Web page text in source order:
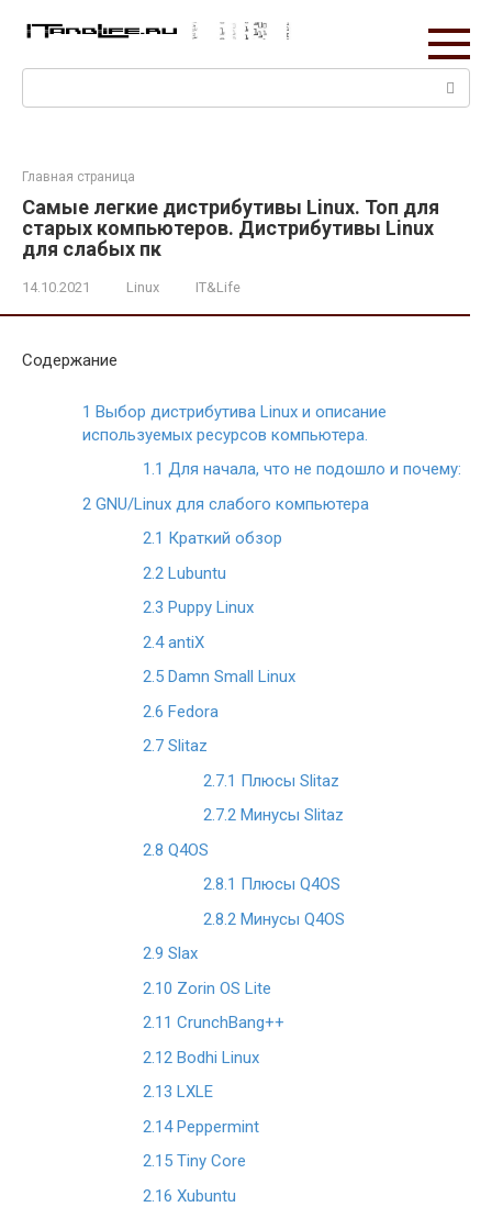
Поиск:
Главная страница
Самые легкие дистрибутивы Linux. Топ для
старых компьютеров. Дистрибутивы Linux
для слабых пк
14.10.2021 Linux IT&Life
Содержание
1 Выбор дистрибутива Linux и описание
используемых ресурсов компьютера.
1.1 Для начала, что не подошло и почему:
2 GNU/Linux для слабого компьютера
2.1 Краткий обзор
2.2 Lubuntu
2.3 Puppy Linux
2.4antiX
2.5 Damn Small Linux
2.6 Fedora
2.7 Slitaz
2.7.1 Плюсы Slitaz
2.7.2 Минусы Slitaz
2.8 Q4OS
2.8.1 Плюсы Q4OS
2.8.2 Минусы Q4OS
2.9 Slax
2.10 Zorin OS Lite
2.11 CrunchBang++
2.12 Bodhi Linux
2.13 LXLE
2.14Peppermint
2.15 Tiny Core
2.16 Xubuntu